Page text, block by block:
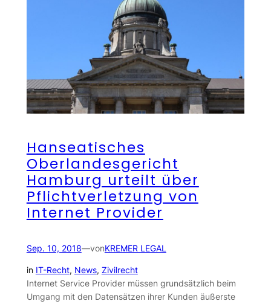
Hanseatisches
Oberlandesgericht
Hamburg urteilt über
Pflichtverletzung von
Internet Provider
Sep. 10, 2018—vonKREMER LEGAL
in IT-Recht, News, Zivilrecht
Internet Service Provider müssen grundsätzlich beim
Umgang mit den Datensätzen ihrer Kunden äußerste